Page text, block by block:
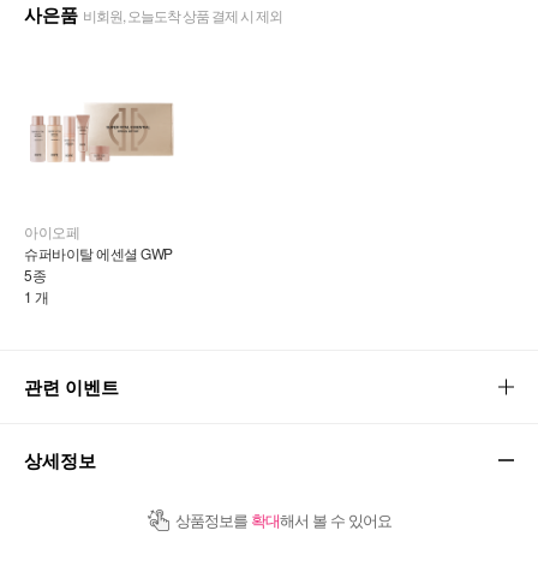
사은품 비회원, 오늘도착 상품 결제 시 제외
아이오페
슈퍼바이탈 에센셜 GWP
5종
1 개
관련 이벤트
상세정보
상품정보를 확대해서 볼 수 있어요